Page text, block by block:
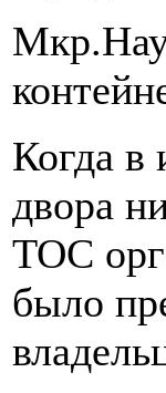
Когда в
двора
ТОС
было